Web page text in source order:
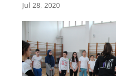
Jul 28, 2020